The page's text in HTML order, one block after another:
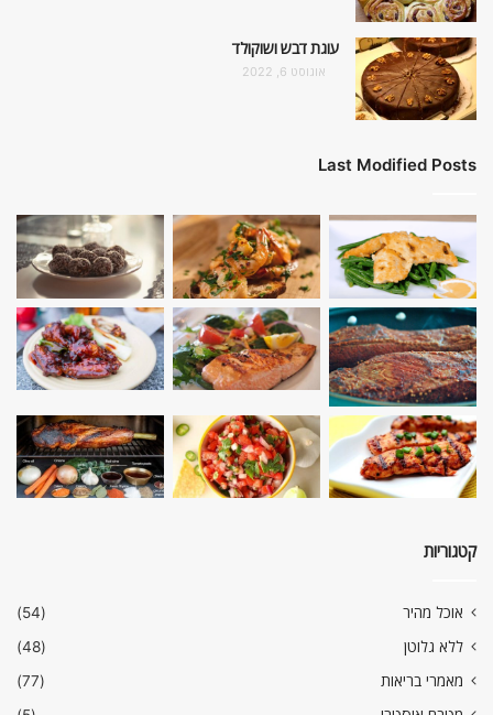
עוגת דבש ושוקולד
אוגוסט 6, 2022
Last Modified Posts
קטגוריות
אוכל מהיר
(54)
ללא גלוטן
(48)
מאמרי בריאות
(77)